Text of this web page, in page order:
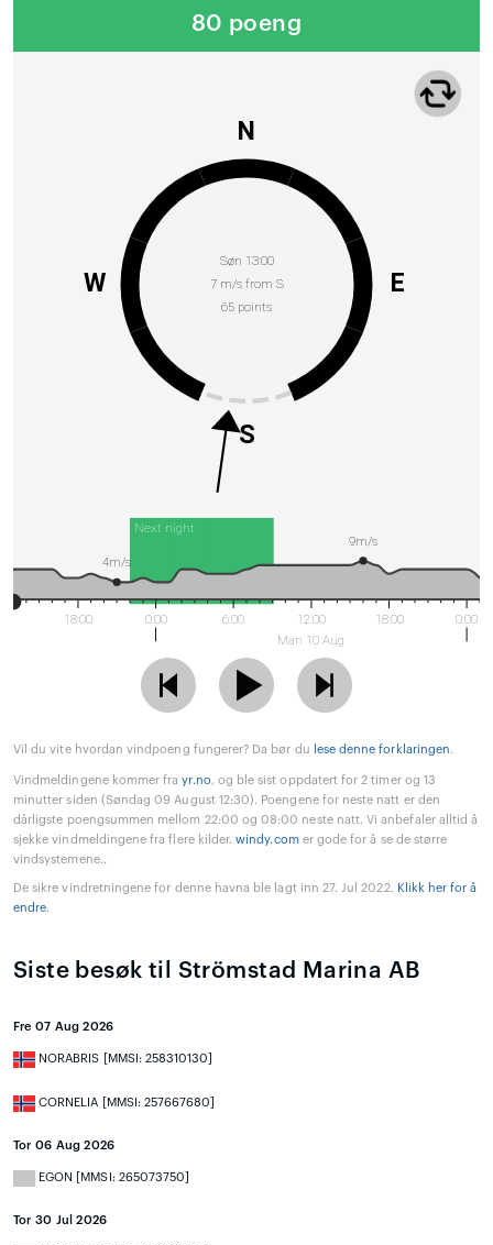
80 poeng
Søn 13:00
7 m/s from S
65 points
N
E
S
W
Next night
18:00 0:00 6:00
12:00
Man 10 Aug
18:00 0:00
9m/s
4m/s
Vil du vite hvordan vindpoeng fungerer? Da bør du lese denne forklaringen.
Vindmeldingene kommer frayr.no, og ble sist oppdatert for 2 timer og 13
minutter siden (Søndag 09 August 12:30). Poengene for neste natt er den
dårligste poengsummen mellom 22:00 og 08:00 neste natt. Vi anbefaler alltid å
sjekke vindmeldingene fra flere kilder.windy.comer gode for å se de større
vindsystemene..
De sikre vindretningene for denne havna ble lagt inn 27. Jul 2022. Klikk her for å
endre.
Siste besøk til Strömstad Marina AB
Fre 07 Aug 2026
NORABRIS [MMSI: 258310130]
CORNELIA [MMSI: 257667680]
Tor 06 Aug 2026
EGON [MMSI: 265073750]
Tor 30 Jul 2026